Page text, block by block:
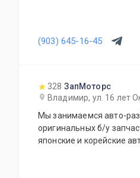
(903) 645-16-45
328 ЗапМоторс
Владимир, ул. 16 лет
Мы занимаемся авто-
оригинальных б/у
японские и корейские